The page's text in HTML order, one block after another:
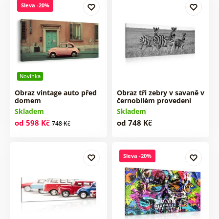
Novinka
Sleva -20%
Obraz vintage auto před
domem
Skladem
od 598 Kč 748 Kč
Obraz tři zebry v savaně v
černobílém provedení
Skladem
od 748 Kč
Sleva -20%